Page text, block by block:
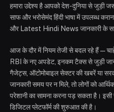
हमारा उद्देश्य है आपको देश-दुनिया से जुड़ी
साफ और भरोसेमंद हिंदी भाषा में उपलब्ध
और Latest Hindi News जानकारी के
आज के दौर में नियम तेजी से बदल रहे
RBI के नए अपडेट, इनकम टैक्स से जुड़ी
गैजेट्स, ऑटोमोबाइल सेक्टर की खबरें या
जानकारी समय पर न मिले, तो लोगों को
परेशानी का सामना करना पड़ सकता है।
डिजिटल प्लेटफॉर्म की शुरुआत की है।